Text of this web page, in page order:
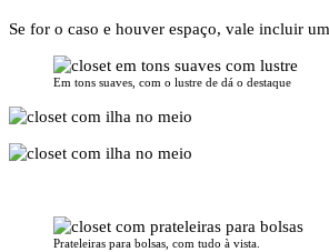
Se for o caso e houver espaço, vale incluir
Em tons suaves, com o lustre de dá o destaque
Prateleiras para bolsas, com tudo à vista.